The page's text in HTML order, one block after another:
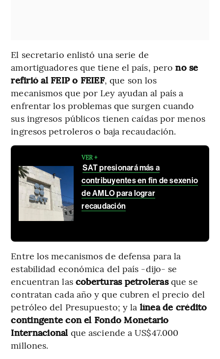
El secretario enlistó una serie de
amortiguadores que tiene el país, perono se
refirió al FEIP o FEIEF, que son los
mecanismos que por Ley ayudan al país a
enfrentar los problemas que surgen cuando
sus ingresos públicos tienen caídas por menos
ingresos petroleros o baja recaudación.
VER +
SAT presionará más a
contribuyentes en fin de sexenio
de AMLO para lograr
recaudación
Entre los mecanismos de defensa para la
estabilidad económica del país -dijo- se
encuentran las coberturas petrolerasque se
contratan cada año y que cubren el precio del
petróleo del Presupuesto; y la línea de crédito
contingente con el Fondo Monetario
Internacional que asciende a US$47.000
millones.